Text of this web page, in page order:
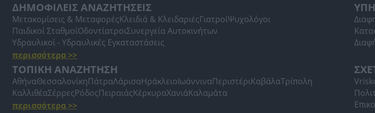
ΔΗΜΟΦΙΛΕΙΣ ΑΝΑΖΗΤΗΣΕΙΣ
Μετακομίσεις & ΜεταφορέςΚλειδιά & ΚλειδαριέςΓιατροίΨυχολόγοι
Παιδικοί ΣταθμοίΟδοντίατροιΣυνεργεία Αυτοκινήτων
Υδραυλικοί - Υδραυλικές Εγκαταστάσεις
περισσότερα >>
ΤΟΠΙΚΗ ΑΝΑΖΗΤΗΣΗ
ΑθήναΘεσσαλονίκηΠάτραΛάρισαΗράκλειοΙωάννιναΠεριστέριΚαβάλαΤρίπολη
ΚαλλιθέαΣέρρεςΡόδοςΠειραιάςΚέρκυραΧανιάΚαλαμάτα
περισσότερα >>